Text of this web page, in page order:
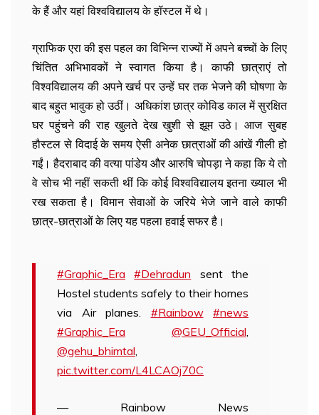
के हैं और यहां विश्वविद्यालय के हॉस्टल में थे।
ग्राफिक एरा की इस पहल का विभिन्न राज्यों में अपने बच्चों के लिए
चिंतित अभिभावकों ने स्वागत किया है। काफी छात्राएं तो
विश्वविद्यालय की अपने खर्च पर उन्हें घर तक भेजने की घोषणा के
बाद बहुत भावुक हो उठीं। अधिकांश छात्र कोविड काल में सुरक्षित
घर पहुंचने की राह खुलते देख खुशी से झूम उठे। आज सुबह
हौस्टल से विदाई के समय ऐसी अनेक छात्राओं की आंखें गीली हो
गईं। हैदराबाद की वत्या पांडेय और आरुषि चोपड़ा ने कहा कि ये तो
वे सोच भी नहीं सकती थीं कि कोई विश्वविद्यालय इतना ख्याल भी
रख सकता है। विमान सेवाओं के जरिये भेजे जाने वाले काफी
छात्र-छात्राओं के लिए यह पहला हवाई सफर है।
#Graphic_Era #Dehradun sent the
Hostel students safely to their homes
via Air planes. #Rainbow
#news
#Graphic_Era
@GEU_Official,
@gehu_bhimtal,
pic.twitter.com/L4LCAOj70C
— Rainbow News